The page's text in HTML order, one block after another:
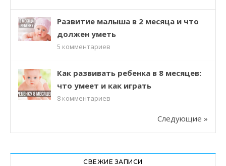
Развитие малыша в 2 месяца и что
должен уметь
5 комментариев
Как развивать ребенка в 8 месяцев:
что умеет и как играть
8 комментариев
Следующие »
СВЕЖИЕ ЗАПИСИ